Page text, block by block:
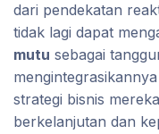
dari pendekatan
tidak lagi dapat
mutu sebagai
strategi bisnis
berkelanjutan dan